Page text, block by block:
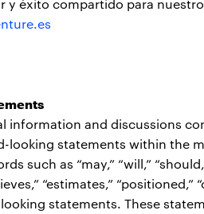
y éxito compartido para
information and discussions
looking statements within the
such as “may,” “will,”
“estimates,”
statements. These